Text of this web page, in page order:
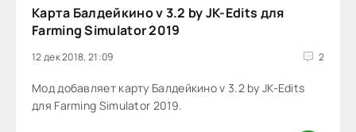
Карта Балдейкино v 3.2 by JK-Edits для
Farming Simulator 2019
12 дек 2018, 21:09 2
Мод добавляет карту Балдейкино v 3.2 by JK-Edits
для Farming Simulator 2019.